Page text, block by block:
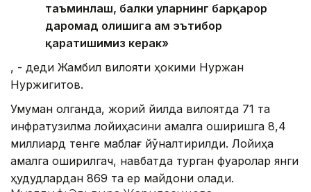
таъминлаш, балки уларнинг барқарор
даромад олишига ҳам эътибор
қаратишимиз керак»
, - деди Жамбил вилояти ҳокими Нуржан
Нуржигитов.
Умуман олганда, жорий йилда вилоятда 71 та
инфратузилма лойиҳасини амалга оширишга 8,4
миллиард тенге маблағ йўналтирилди. Лойиҳа
амалга оширилгач, навбатда турган фуқаролар янги
ҳудудлардан 869 та ер майдони олади.